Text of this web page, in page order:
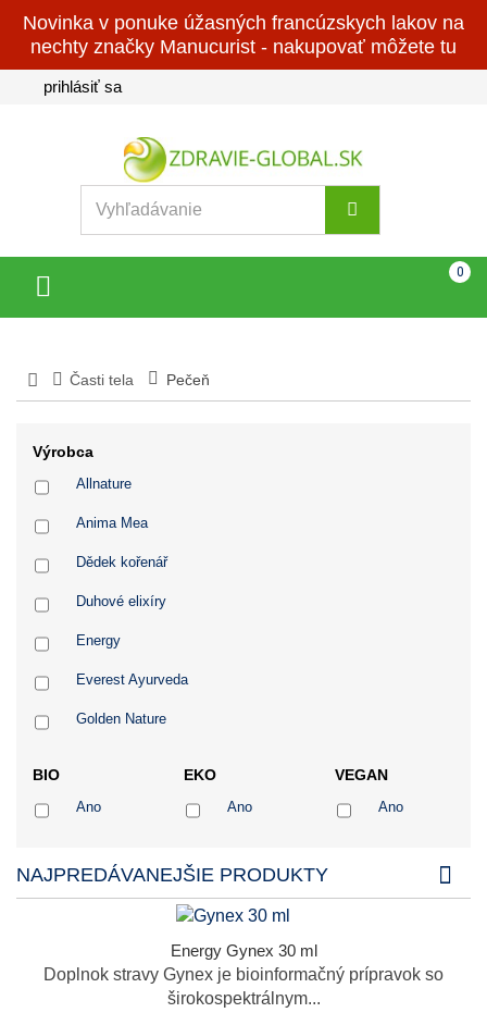
Novinka v ponuke úžasných francúzskych lakov na
nechty značky Manucurist - nakupovať môžete tu
prihlásiť sa
Košík0
(prázdny)
Toggle
navigation
Časti tela Pečeň
Výrobca
Allnature
Anima Mea
Dědek kořenář
Duhové elixíry
Energy
Everest Ayurveda
Golden Nature
Naděje
Salvia Paradise
BIO
Ano
EKO
Ano
VEGAN
Ano
NAJPREDÁVANEJŠIE PRODUKTY
Energy Gynex 30 ml
Doplnok stravy Gynex je bioinformačný prípravok so
širokospektrálnym...